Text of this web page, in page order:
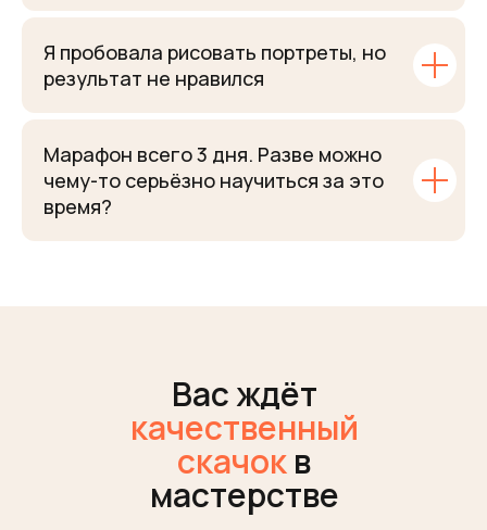
Я пробовала рисовать портреты, но
результат не нравился
Марафон всего 3 дня. Разве можно
чему-то серьёзно научиться за это
время?
Вас ждёт
качественный
скачокв
мастерстве